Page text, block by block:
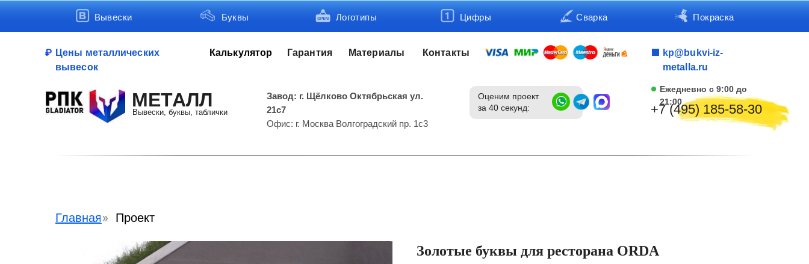
Цены металлических
вывесок
Калькулятор
Завод: г. Щёлково Октябрьская ул.
21с7
Офис: г. Москва Волгоградский пр. 1с3
Оценим проект
за 40 секунд:
Ежедневно с 9:00 до
21:00
+7 (495) 185-58-30
kp@bukvi-iz-
metalla.ru
Гарантия Контакты
Материалы
Вывески, буквы, таблички
МЕТАЛЛ
Вывески Буквы Логотипы Цифры Сварка Покраска
Главная Проект
Золотые буквы для ресторана ORDA